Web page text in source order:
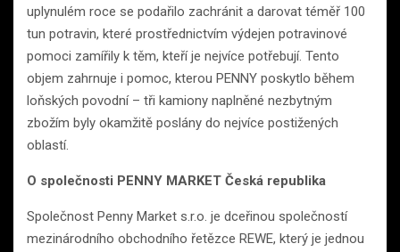
uplynulém roce se podařilo zachránit a darovat téměř 100
tun potravin, které prostřednictvím výdejen potravinové
pomoci zamířily k těm, kteří je nejvíce potřebují. Tento
objem zahrnuje i pomoc, kterou PENNY poskytlo během
loňských povodní – tři kamiony naplněné nezbytným
zbožím byly okamžitě poslány do nejvíce postižených
oblastí.
O společnosti PENNY MARKET Česká republika
Společnost Penny Market s.r.o. je dceřinou společností
mezinárodního obchodního řetězce REWE, který je jednou